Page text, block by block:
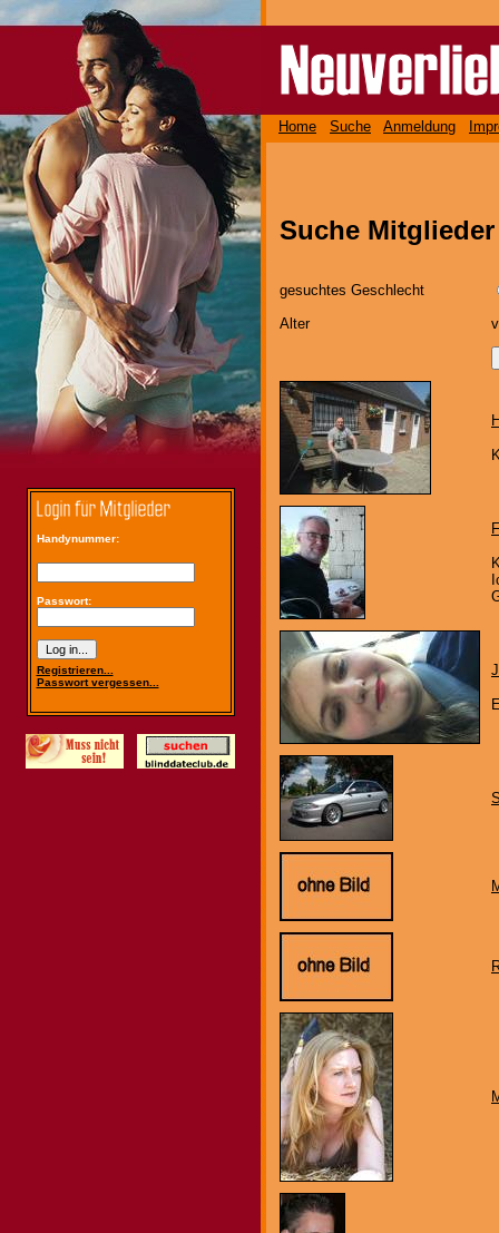
Handynummer:
Passwort:
Registrieren...
Passwort vergessen...
Home Suche Anmeldung
Suche
gesuchtes Geschlecht
Alter